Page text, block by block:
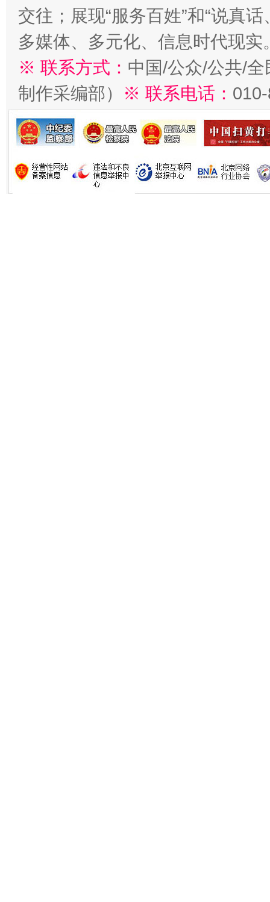
交往；展现“服务百姓”和“说真
多媒体、多元化、信息时代现实
※ 联系方式： 中国/公众/公共/
制作采编部）
※ 联系电话：